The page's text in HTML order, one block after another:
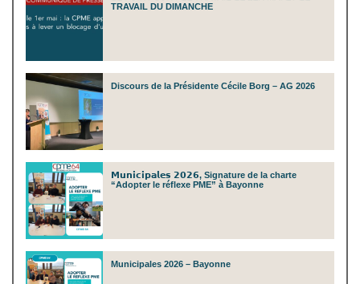
TRAVAIL DU DIMANCHE
Discours de la Présidente Cécile Borg – AG 2026
𝗠𝘂𝗻𝗶𝗰𝗶𝗽𝗮𝗹𝗲𝘀 𝟮𝟬𝟮𝟲, Signature de la charte
“Adopter le réflexe PME” à Bayonne
Municipales 2026 – Bayonne